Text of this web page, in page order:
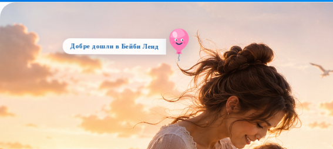
Добре дошли в Бейби Ленд